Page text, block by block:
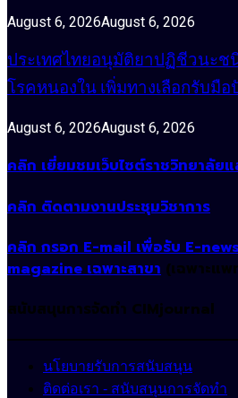
August 6, 2026August 6, 2026
ประเทศไทยอนุมัติยาปฏิชีวนะช
โรคหนองใน เพิ่มทางเลือกรับมื
August 6, 2026August 6, 2026
คลิก เยี่ยมชมเว็บไซต์ราชวิทยาลัย
คลิก ติดตามงานประชุมวิชาการ
คลิก กรอก E-mail เพื่อรับ E-
magazine เฉพาะสาขา (เฉพาะแ
สนับสนุนการจัดทำ CIMjournal
นโยบายรับการสนับสนุน
ติดต่อเรา - สนับสนุนการจัดทำ